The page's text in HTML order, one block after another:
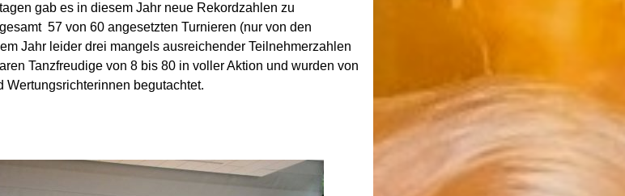
gab es in diesem Jahr neue Rekordzahlen zu
57 von 60 angesetzten Turnieren (nur von den
Jahr leider drei mangels ausreichender Teilnehmerzahlen
Tanzfreudige von 8 bis 80 in voller Aktion und wurden von
Wertungsrichterinnen begutachtet.